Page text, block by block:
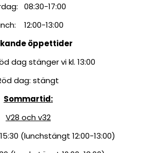
08:30-17:00
12:00-13:00
öppettider
dag stänger vi kl. 13:00
dag: stängt
Sommartid:
V28 och v32
(lunchstängt 12:00-13:00)